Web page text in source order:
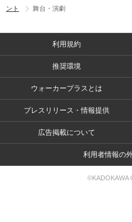
ント
舞台・演劇
利用規約
推奨環境
ウォーカープラスとは
プレスリリース・情報提供
広告掲載について
利用者情報の
©KADOKAWA